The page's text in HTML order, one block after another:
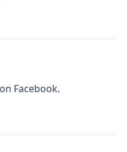
Facebook.